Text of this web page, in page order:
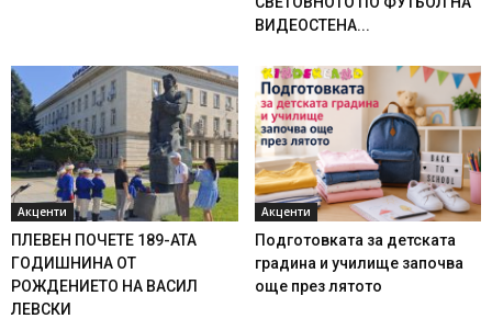
ВИДЕОСТЕНА...
Акценти
ПЛЕВЕН ПОЧЕТЕ 189-АТА
ГОДИШНИНА ОТ
РОЖДЕНИЕТО НА ВАСИЛ
ЛЕВСКИ
Акценти
Подготовката за детската
градина и училище започва
още през лятото